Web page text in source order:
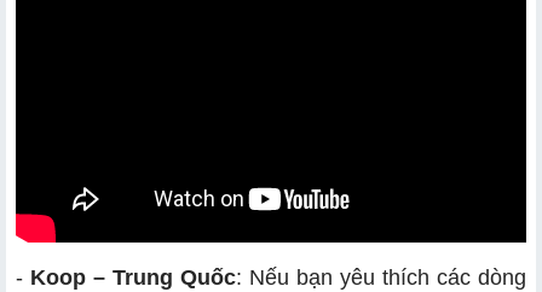
- Koop – Trung Quốc: Nếu bạn yêu thích các dòng